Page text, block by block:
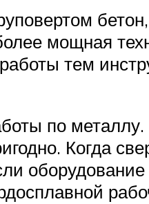
мощная
тем
по
Когда